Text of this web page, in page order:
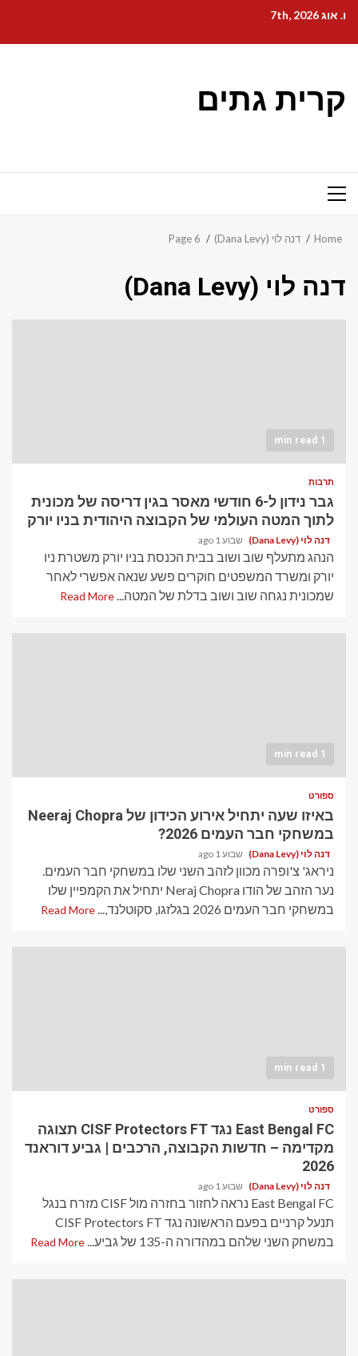
content
ו. אוג 7th, 2026
קרית גתים
Primary
Home דנה לוי (Dana Levy) Page 6
דנה לוי (Dana Levy)
1 min read
תרבות
גבר נידון ל-6 חודשי מאסר בגין דריסה של מכונית
לתוך המטה העולמי של הקבוצה היהודית בניו יורק
דנה לוי (Dana Levy) שבוע 1 ago
הנהג מתעלף שוב ושוב בבית הכנסת בניו יורק משטרת ניו
יורק ומשרד המשפטים חוקרים פשע שנאה אפשרי לאחר
שמכונית נגחה שוב ושוב בדלת של המטה... Read More
1 min read
ספורט
באיזו שעה יתחיל אירוע הכידון של Neeraj Chopra
במשחקי חבר העמים 2026?
דנה לוי (Dana Levy) שבוע 1 ago
ניראג' צ'ופרה מכוון לזהב השני שלו במשחקי חבר העמים.
נער הזהב של הודו Neraj Chopra יתחיל את הקמפיין שלו
במשחקי חבר העמים 2026 בגלזגו, סקוטלנד,...
Read More
1 min read
ספורט
East Bengal FC נגד CISF Protectors FT תצוגה
מקדימה – חדשות הקבוצה, הרכבים | גביע דוראנד
2026
דנה לוי (Dana Levy) שבוע 1 ago
East Bengal FC נראה לחזור בחזרה מול CISF מזרח בנגל
תנעל קרניים בפעם הראשונה נגד CISF Protectors FT
במשחק השני שלהם במהדורה ה-135 של גביע...
Read More